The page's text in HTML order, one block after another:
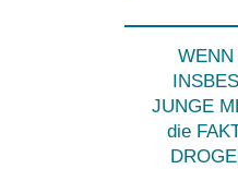
WENN
JUNGE
die